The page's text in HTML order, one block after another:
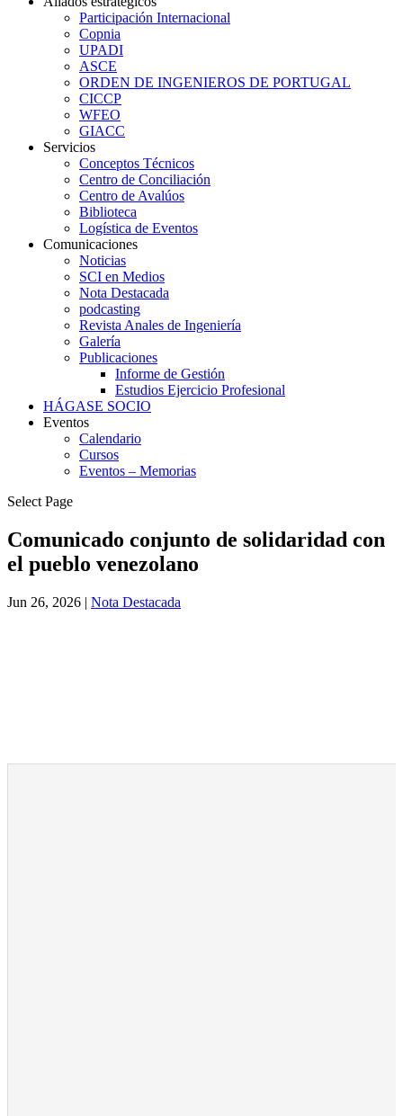
Participación Internacional
Copnia
UPADI
ASCE
ORDEN DE INGENIEROS DE PORTUGAL
CICCP
WFEO
GIACC
Servicios
Conceptos Técnicos
Centro de Conciliación
Centro de Avalúos
Biblioteca
Logística de Eventos
Comunicaciones
Noticias
SCI en Medios
Nota Destacada
podcasting
Revista Anales de Ingeniería
Galería
Publicaciones
Informe de Gestión
Estudios Ejercicio Profesional
HÁGASE SOCIO
Eventos
Calendario
Cursos
Eventos – Memorias
Select Page
Comunicado conjunto de solidaridad con
el pueblo venezolano
Jun 26, 2026 | Nota Destacada